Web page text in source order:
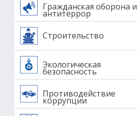
Гражданская оборона и
антитеррор
Строительство
Экологическая
безопасность
Противодействие
коррупции